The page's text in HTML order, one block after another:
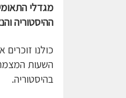
ההיסטוריה
כולנו
השעות
בהיסטוריה.